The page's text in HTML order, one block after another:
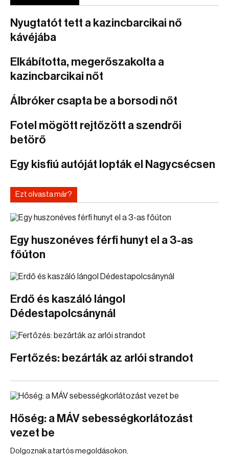
Nyugtatót tett a kazincbarcikai nő
kávéjába
Elkábította, megerőszakolta a
kazincbarcikai nőt
Álbróker csapta be a borsodi nőt
Fotel mögött rejtőzött a szendrői
betörő
Egy kisfiú autóját lopták el Nagycsécsen
Ezt olvasta már?
Egy huszonéves férfi hunyt el a 3-as
főúton
Erdő és kaszáló lángol
Dédestapolcsánynál
Fertőzés: bezárták az arlói strandot
Hőség: a MÁV sebességkorlátozást
vezet be
Dolgoznak a tartós megoldásokon.